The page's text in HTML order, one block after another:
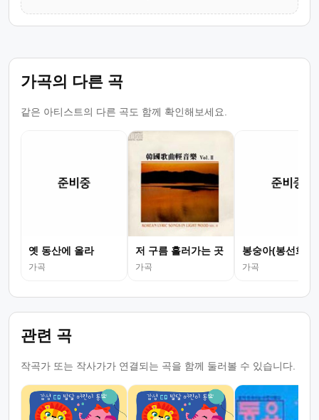
가곡의 다른 곡
같은 아티스트의 다른 곡도 함께 확인해보세요.
옛 동산에 올라
가곡
저 구름 흘러가는 곳
가곡
봉숭아(봉선화)
가곡
관련 곡
작곡가 또는 작사가가 연결되는 곡을 함께 둘러볼 수 있습니다.